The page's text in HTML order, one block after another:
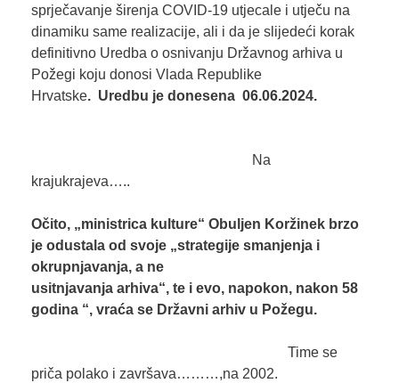
sprječavanje širenja COVID-19 utjecale i utječu na
dinamiku same realizacije, ali i da je slijedeći korak
definitivno Uredba o osnivanju Državnog arhiva u
Požegi koju donosi Vlada Republike
Hrvatske. Uredbu je donesena 06.06.2024.
Na
krajukrajeva…..
Očito, „ministrica kulture“ Obuljen Koržinek brzo
je odustala od svoje „strategije smanjenja i
okrupnjavanja, a ne
usitnjavanjaarhiva“, tei evo, napokon,nakon 58
godina “, vraća se Državni arhiv u Požegu.
Time se
priča polako i završava………,na 2002.